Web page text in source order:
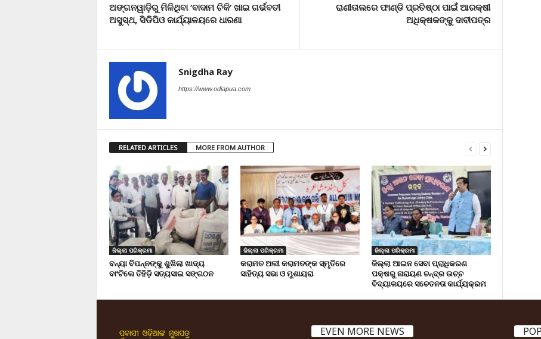
ଅଙ୍ଗନୱାଡ଼ିରୁ ମିଳିଥିବା ‘ବାଦାମ ଚିକି’ ଖାଇ ଗର୍ଭବତୀ
ଅସୁସ୍ଥ, ସିଡିପିଓ କାର୍ଯ୍ୟାଳୟରେ ଧାରଣା
ରାଣୀତାଲରେ ଫାଣ୍ଡି ପ୍ରତିଷ୍ଠା ପାଇଁ ଆରକ୍ଷୀ
ଅଧିକ୍ଷକଙ୍କୁ ଦାବୀପତ୍ର
Snigdha Ray
https://www.odiapua.com
RELATED ARTICLES MORE FROM AUTHOR
ଜିଲ୍ଲା ପରିକ୍ରମା
ବନ୍ୟା ବିପନ୍ନଙ୍କୁ ଶୁଖିଲା ଖାଦ୍ୟ
ବାଂଟିଲେ ତିହିଡି଼ ସତ୍ୟସାଇ ସଙ୍ଗଠନ
ଜିଲ୍ଲା ପରିକ୍ରମା
କରାମତ ଅଲୀ କରାମତଙ୍କ ସ୍ମୃତିରେ
ସାହିତ୍ୟ ସଭା ଓ ମୁଶାୟରା
ଜିଲ୍ଲା ପରିକ୍ରମା
ଜିଲ୍ଲା ଆଇନ ସେବା ପ୍ରାଧିକରଣ
ପକ୍ଷରୁ ନାରାୟଣ ଚନ୍ଦ୍ର ଉଚ୍ଚ
ବିଦ୍ୟାଳୟରେ ସଚେତନତା କାର୍ଯ୍ୟକ୍ରମ
EVEN MORE NEWS